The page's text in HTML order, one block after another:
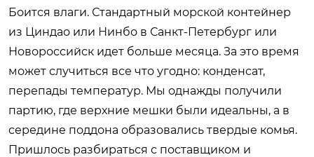
Боится влаги. Стандартный морской контейнер
из Циндао или Нинбо в Санкт-Петербург или
Новороссийск идет больше месяца. За это время
может случиться все что угодно: конденсат,
перепады температур. Мы однажды получили
партию, где верхние мешки были идеальны, а в
середине поддона образовались твердые комья.
Пришлось разбираться с поставщиком и